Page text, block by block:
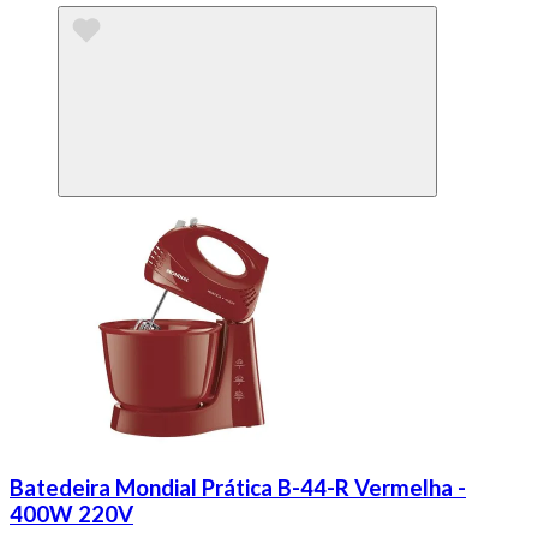
Batedeira Mondial Prática B-44-R Vermelha -
400W 220V